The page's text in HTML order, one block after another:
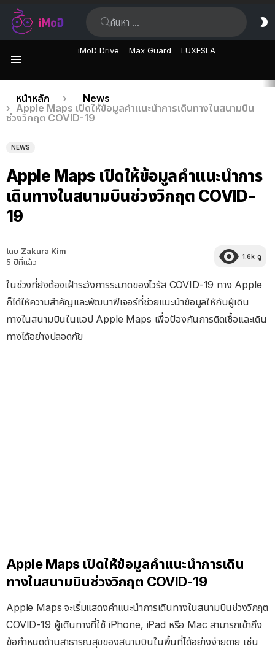
iMoD Drive Max Guard LUXESLA
เรื่อง
ล่าสุด
คุณอยู่ที่นี่:
หน้าหลัก
News
Apple Maps เปิดให้ข้อมูลคำแนะนำการเดินทางในสนามบิน
ช่วงวิกฤต COVID-19
NEWS
Apple Maps เปิดให้ข้อมูลคำแนะนำการ
เดินทางในสนามบินช่วงวิกฤต COVID-
19
โดย Zakura Kim
5 ปีที่แล้ว
1.6k ดู
ในช่วงที่ยังต้องเฝ้าระวังการระบาดของไวรัส COVID-19 ทาง Apple
ก็ได้ให้ความสำคัญและพัฒนาฟีเจอร์ที่ช่วยแนะนำข้อมูลให้กับผู้เดิน
ทางในสนามบินในแอป Apple Maps เพื่อป้องกันการติดเชื้อและเดิน
ทางได้อย่างปลอดภัย
Apple Maps เปิดให้ข้อมูลคำแนะนำการเดิน
ทางในสนามบินช่วงวิกฤต COVID-19
Apple Maps จะเริ่มแสดงคำแนะนำการเดินทางในสนามบินช่วงวิกฤต
COVID-19 ผู้เดินทางที่ใช้ iPhone, iPad หรือ Mac สามารถเข้าถึง
ข้อกำหนดด้านสาธารณสุขของสนามบินในพื้นที่ได้อย่างง่ายดาย เช่น